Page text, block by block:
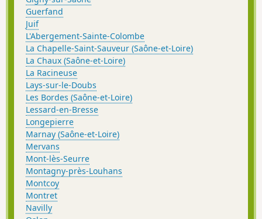
Guerfand
Juif
L'Abergement-Sainte-Colombe
La Chapelle-Saint-Sauveur (Saône-et-Loire)
La Chaux (Saône-et-Loire)
La Racineuse
Lays-sur-le-Doubs
Les Bordes (Saône-et-Loire)
Lessard-en-Bresse
Longepierre
Marnay (Saône-et-Loire)
Mervans
Mont-lès-Seurre
Montagny-près-Louhans
Montcoy
Montret
Navilly